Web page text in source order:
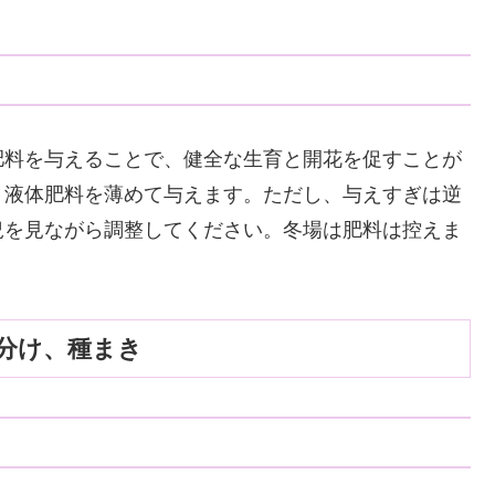
を与えることで、健全な生育と開花を促すことが
体肥料を薄めて与えます。ただし、与えすぎは逆
見ながら調整してください。冬場は肥料は控えま
け、種まき